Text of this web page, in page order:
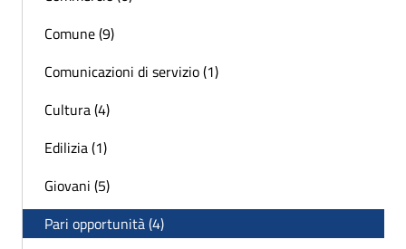
Comune (9)
Comunicazioni di servizio (1)
Cultura (4)
Edilizia (1)
Giovani (5)
Pari opportunità (4)